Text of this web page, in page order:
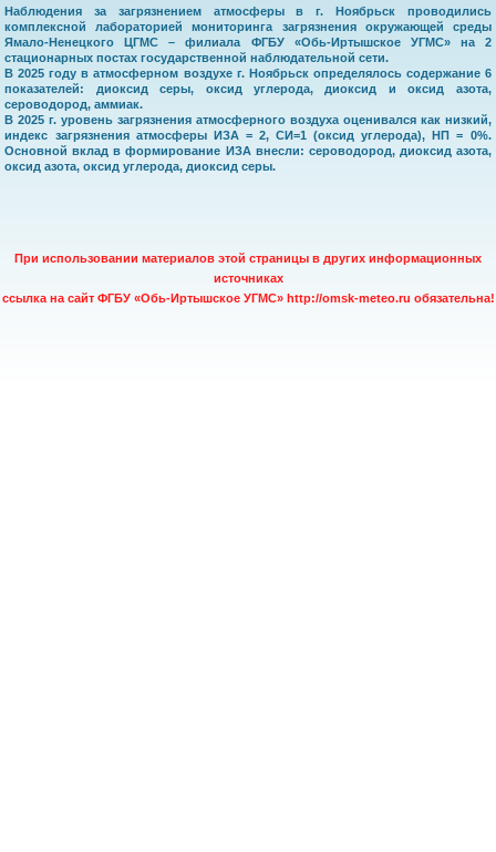
Наблюдения за загрязнением атмосферы в г. Ноябрьск проводились
комплексной лабораторией мониторинга загрязнения окружающей среды
Ямало-Ненецкого ЦГМС – филиала ФГБУ «Обь-Иртышское УГМС» на 2
стационарных постах государственной наблюдательной сети.
В 2025 году в атмосферном воздухе г. Ноябрьск определялось содержание 6
показателей: диоксид серы, оксид углерода, диоксид и оксид азота,
сероводород, аммиак.
В 2025 г. уровень загрязнения атмосферного воздуха оценивался как низкий,
индекс загрязнения атмосферы ИЗА = 2, СИ=1 (оксид углерода), НП = 0%.
Основной вклад в формирование ИЗА внесли: сероводород, диоксид азота,
При использовании материалов этой страницы в других информационных
источниках
ссылка на сайт ФГБУ «Обь-Иртышское УГМС» http://omsk-meteo.ru обязательна!